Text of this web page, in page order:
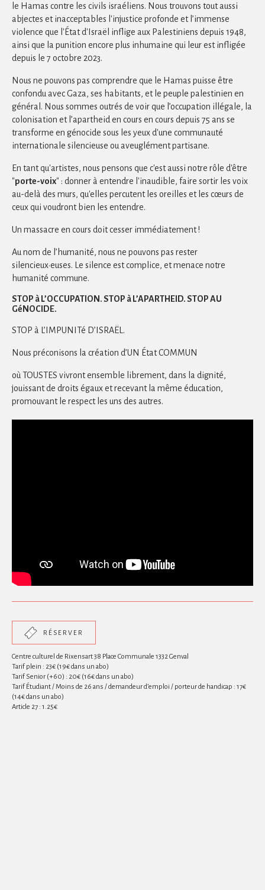
le Hamas contre les civils israéliens. Nous trouvons tout aussi
abjectes et inacceptables l'injustice profonde et l’immense
violence que l'État d'Israël inflige aux Palestiniens depuis 1948,
ainsi que la punition encore plus inhumaine qui leur est infligée
depuis le 7 octobre 2023.
Nous ne pouvons pas comprendre que le Hamas puisse être
confondu avec Gaza, ses habitants, et le peuple palestinien en
général. Nous sommes outrés de voir que l’occupation illégale, la
colonisation et l’apartheid en cours en cours depuis 75 ans se
transforme en génocide sous les yeux d'une communauté
internationale silencieuse ou aveuglément partisane.
En tant qu'artistes, nous pensons que c'est aussi notre rôle d'être
"porte-voix" : donner à entendre l'inaudible, faire sortir les voix
au-delà des murs, qu'elles percutent les oreilles et les cœurs de
ceux qui voudront bien les entendre.
Un massacre en cours doit cesser immédiatement !
Au nom de l’humanité, nous ne pouvons pas rester
silencieux·euses. Le silence est complice, et menace notre
humanité commune.
STOP à L’OCCUPATION. STOP à L’APARTHEID. STOP AU
GéNOCIDE.
STOP à L’IMPUNITé D’ISRAËL.
Nous préconisons la création d’UN État COMMUN
où TOUSTES vivront ensemble librement, dans la dignité,
jouissant de droits égaux et recevant la même éducation,
promouvant le respect les uns des autres.
RÉSERVER
Centre culturel de Rixensart 38 Place Communale 1332 Genval
Tarif plein : 23€ (19€ dans un abo)
Tarif Senior (+60) : 20€ (16€ dans un abo)
Tarif Étudiant / Moins de 26 ans / demandeur d’emploi / porteur de handicap : 17€
(14€ dans un abo)
Article 27 : 1.25€